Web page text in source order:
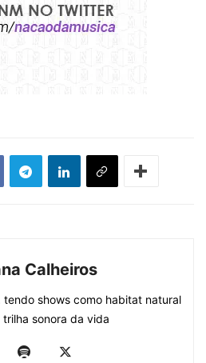
Calheiros
tendo shows como habitat natural
sonora da vida